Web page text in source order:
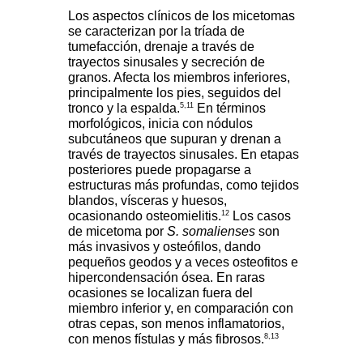
Los aspectos clínicos de los micetomas
se caracterizan por la tríada de
tumefacción, drenaje a través de
trayectos sinusales y secreción de
granos. Afecta los miembros inferiores,
principalmente los pies, seguidos del
tronco y la espalda.5,11
En términos
morfológicos, inicia con nódulos
subcutáneos que supuran y drenan a
través de trayectos sinusales. En etapas
posteriores puede propagarse a
estructuras más profundas, como tejidos
blandos, vísceras y huesos,
ocasionando osteomielitis.12
Los casos
de micetoma por S. somalienses son
más invasivos y osteófilos, dando
pequeños geodos y a veces osteofitos e
hipercondensación ósea. En raras
ocasiones se localizan fuera del
miembro inferior y, en comparación con
otras cepas, son menos inflamatorios,
con menos fístulas y más fibrosos.8,13